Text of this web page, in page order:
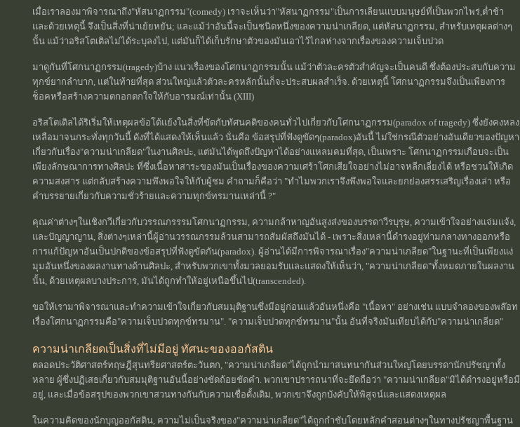
เมื่อเราลองมาพิจารณาถึง"หัสนาฏกรรม"(comedy) เราจะเห็นว่า"หัสนาฏกรรม"เป็นการเลียนแบบมนุษย์ที่เป็นพวกไพร่,ต่ำช้า
และด้วยเหตุนี้ จึงเป็นสิ่งที่น่าเย้ยหยัน; และแม้ว่าอันนี้จะเป็นชนิดหนึ่งของความน่าเกลียด, แต่หัสนาฏกรรม, สำหรับเหตุผลต่างๆ
นั้น แม้ว่าอริสโตเติลไม่ได้ระบุลงไป, แต่มันก็ได้เก็บรักษาตัวของมันเอาไว้ไกลห่างจากเรื่องของความเจ็บปวด
มาดูกันที่โศกนาฏกรรม(tragedy)บ้าง แนวเรื่องของโศกนาฏกรรมนั้น แม้ว่าตัวละครตัวสำคัญจะเป็นคนดี ซึ่งต้องประสบกับความ
ทุกข์ยากลำบาก, แต่ในท้ายที่สุด ส่วนใหญ่แล้วตัวละครหลักนั้นก็จะประสบผลสำเร็จ. ด้วยเหตุนี้ โศกนาฏกรรมจึงเป็นเพียงการ
ช็อคหรือสร้างความตกอกตกใจให้กับอารมณ์เท่านั้น (XIII)
อริสโตเติลได้ริเริ่มให้เหตุผลข้อโต้แย้งในสิ่งที่ขัดกับทัศนคติของคนทั่วไปเกี่ยวกับโศกนาฏกรรม(paradox of tragedy) ซึ่งยังคงหลง
เหลือมาจนกระทั่งทุกวันนี้ ดังที่ได้แสดงให้เห็นแล้ว นั่นคือ ข้อสรุปที่ฟังดูขัดๆ(paradox)อันนี้ ไม่ใช่กรณีตัวอย่างอันเดียวของปัญหา
เกี่ยวกับเรื่อง"ความน่าเกลียด"ในงานศิลปะ, แต่มันได้พูดถึงปัญหาได้อย่างแหลมคมที่สุด, เป็นเพราะ โศกนาฏกรรมเกือบจะเป็น
เพียงลักษณาการทางศิลปะ ที่ซึ่งเนื้อหาสาระของมันเป็นเรื่องของความเศร้าโศกเสียใจอย่างไม่อาจหลีกเลี่ยงได้ หรือชวนให้เกิด
ความสงสาร แต่กลับสร้างความพึงพอใจให้กับผู้ชม คำถามก็คือว่า "ทำไมพวกเราจึงพึงพอใจและยกย่องสรรเสริญเรื่องเล่า หรือ
คำบรรยายเกี่ยวกับความชั่วร้ายและความทุกข์ทรมานเหล่านี้ ?"
คุณค่าต่างๆในเชิงกวีเกี่ยวกับวรรณกรรรมโศกนาฏกรรม, ความกล้าหาญอันสูงส่งของบรรดาวีรบุรุษ, ความเข้าใจอย่างแจ่มแจ้ง,
และปัญญาญาน, สิ่งต่างๆเหล่านี้ผู้อ่านวรรณกรรมล้วนสามารถสัมผัสถึงมันได้ - เพราะสิ่งเหล่านี้ดำรงอยู่ท่ามกลางทางออกหรือ
การแก้ปัญหาอันเป็นปกติของข้อสรุปที่ฟังดูขัดกัน(paradox). ผู้อ่านได้มีการพิจารณาเรื่อง"ความน่าเกลียด"ในฐานะที่เป็นเพียงแง่
มุมอันหนึ่งของผลงานทางด้านศิลปะ, สำหรับพวกเขาทั้งมวลยอมรับและแสดงให้เห็นว่า, "ความน่าเกลียด"ทั้งหมดภายในผลงาน
นั้น, ด้วยเหตุผลบางประการ, มันได้ถูกทำให้อยู่เหนือขึ้นไป(transcended).
ขอให้เรามาพิจารณาและทำความเข้าใจเกี่ยวกับสมมุติฐานซึ่งมีอยู่ก่อนแล้วอันหนึ่งคือ "เนื้อหา" อย่างเช่น แบบจำลองของพล๊อท
เรื่องโศกนาฏกรรมคือ"ความเจ็บปวดทุกข์ทรมาน". "ความเจ็บปวดทุกข์ทรมาน"นั้น อันที่จริงมันเทียบได้กับ"ความน่าเกลียด"
ความน่าเกลียดเป็นสิ่งที่ไม่มีอยู่ ทัศนะของออกัสติน
ตลอดประวัติศาสตร์ทฤษฎีสุนทรียศาสตร์ตะวันตก, "ความน่าเกลียด"ได้ถูกนำมาสนทนากันส่วนใหญ่โดยบรรดานักปรัชญาทั้ง
หลาย ผู้ซึ่งปฏิเสธเกี่ยวกับสมมุติฐานอันนี้อย่างชัดถ้อยชัดคำ. พวกเขาปรารถนาที่จะยึดถือว่า "ความน่าเกลียด"มิได้ดำรงอยู่หรือมี
อยู่, และเมื่อข้อสรุปของพวกเขาสวนทางกันกับความเชื่อดั้งเดิม, พวกเขาจึงถูกบังคับให้พิสูจน์และแสดงเหตุผล
ในความคิดของนักบุญออกัสติน, ความไม่เป็นจริงของ"ความน่าเกลียด"ได้ถูกกำชับโดยหลักคำสอนต่างๆในทางปรัชญาพื้นฐาน